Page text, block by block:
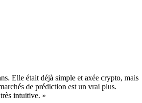
Elle était déjà simple et axée crypto, mais
de prédiction est un vrai plus.
intuitive. »